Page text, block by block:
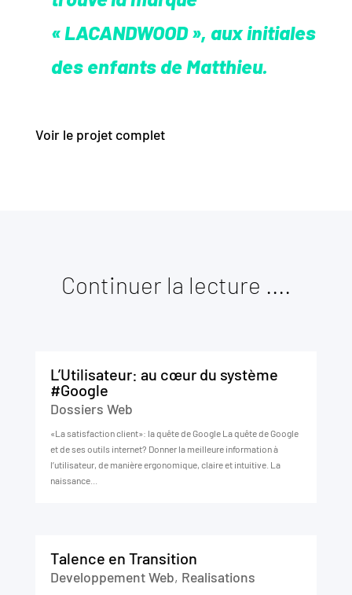
« LACANDWOOD », aux initiales
des enfants de Matthieu.
Voir le projet complet
Continuer la lecture ....
L’Utilisateur: au cœur du système
#Google
Dossiers Web
«La satisfaction client»: la quête de Google La quête de Google
et de ses outils internet? Donner la meilleure information à
l’utilisateur, de manière ergonomique, claire et intuitive. La
naissance...
Talence en Transition
Developpement Web, Realisations